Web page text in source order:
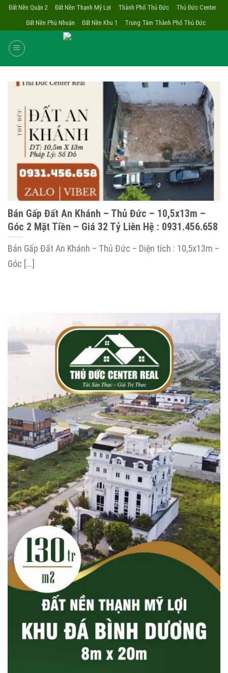
Skip
content
Đất Nền Quận 2 Đất Nền Thạnh Mỹ Lợi Thành Phố Thủ Đức
Thủ Đức Center
Đất Nền Phú Nhuận
Đất Nền Khu 1 Trung Tâm Thành Phố Thủ Đức
Bán Gấp Đất An Khánh – Thủ Đức – 10,5x13m –
Góc 2 Mặt Tiền – Giá 32 Tỷ Liên Hệ : 0931.456.658
Bán Gấp Đất An Khánh – Thủ Đức – Diện tích : 10,5x13m –
Góc [...]